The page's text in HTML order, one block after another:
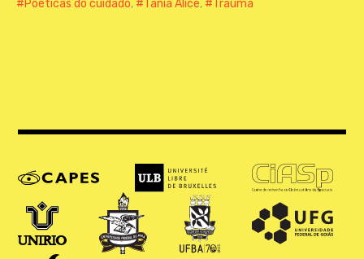
Poéticas do cuidado, Tania Alice, Trauma